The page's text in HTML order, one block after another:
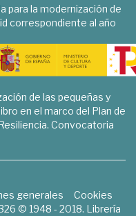
para la modernización de
correspondiente al año
de las pequeñas y
en el marco del Plan de
Convocatoria
generales
Cookies
© 1948 - 2018. Librería